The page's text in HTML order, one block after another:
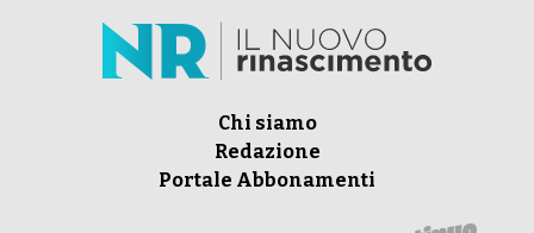
Chi siamo
Redazione
Portale Abbonamenti